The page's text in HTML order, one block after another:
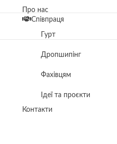
Про нас
Співпраця
Гурт
Дропшипінг
Фахівцям
Ідеї та проєкти
Контакти